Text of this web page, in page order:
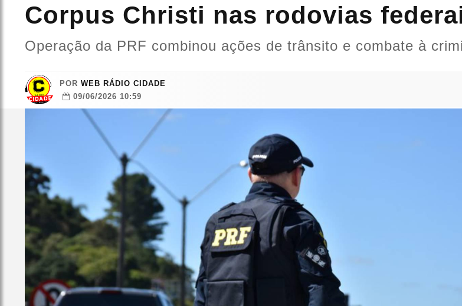
Corpus Christi nas rodovias
Operação da PRF combinou ações de trânsito e combate à
POR WEB RÁDIO CIDADE
09/06/2026 10:59